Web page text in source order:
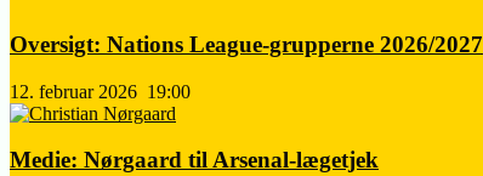
Oversigt: Nations League-grupperne 2026/2027
12. februar 2026 19:00
Medie: Nørgaard til Arsenal-lægetjek